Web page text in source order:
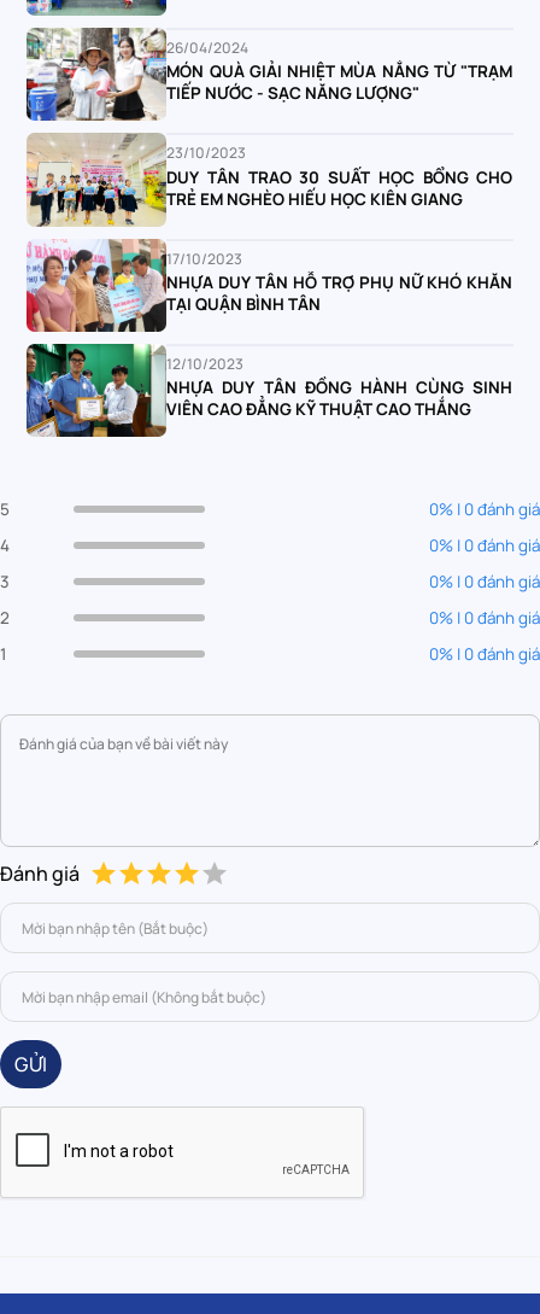
26/04/2024
MÓN QUÀ GIẢI NHIỆT MÙA NẮNG TỪ "TRẠM
TIẾP NƯỚC - SẠC NĂNG LƯỢNG"
23/10/2023
DUY TÂN TRAO 30 SUẤT HỌC BỔNG CHO
TRẺ EM NGHÈO HIẾU HỌC KIÊN GIANG
17/10/2023
NHỰA DUY TÂN HỖ TRỢ PHỤ NỮ KHÓ KHĂN
TẠI QUẬN BÌNH TÂN
12/10/2023
NHỰA DUY TÂN ĐỒNG HÀNH CÙNG SINH
VIÊN CAO ĐẲNG KỸ THUẬT CAO THẮNG
5
0% | 0 đánh giá
4
0% | 0 đánh giá
3
0% | 0 đánh giá
2
0% | 0 đánh giá
1
0% | 0 đánh giá
Đánh giá
GỬI